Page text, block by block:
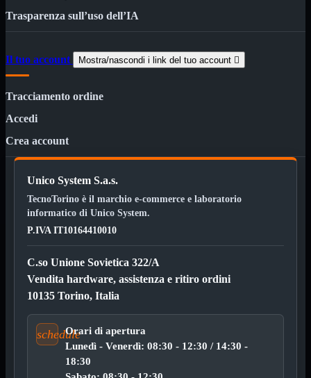
Mini
OTG
Stampante
Sas
Sata
USB3Mostra tutti i prodotti
Dati
Adattatore
IDE to SATA
Trasparenza sull’uso dell’IA
Il tuo account Mostra/nascondi i link del tuo account 
Tracciamento ordine
Accedi
Crea account
Unico System S.a.s.
TecnoTorino è il marchio e-commerce e laboratorio
informatico di Unico System.
P.IVA IT10164410010
C.so Unione Sovietica 322/A
Vendita hardware, assistenza e ritiro ordini
10135 Torino, Italia
scheduleOrari di apertura
Lunedì - Venerdì: 08:30 - 12:30 / 14:30 -
18:30